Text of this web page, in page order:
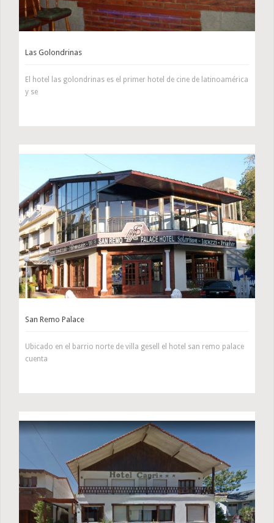
Las Golondrinas
El hotel las golondrinas es el primer hotel de cine de latinoamérica
y se
San Remo Palace
Ubicado en el barrio norte de villa gesell el hotel san remo palace
cuenta